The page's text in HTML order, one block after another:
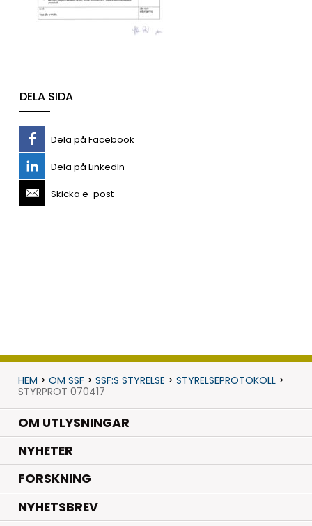
DELA SIDA
Dela på Facebook
Dela på LinkedIn
Skicka e-post
HEM > OM SSF> SSF:S STYRELSE > STYRELSEPROTOKOLL>
STYRPROT 070417
OM UTLYSNINGAR
NYHETER.
FORSKNING.
NYHETSBREV